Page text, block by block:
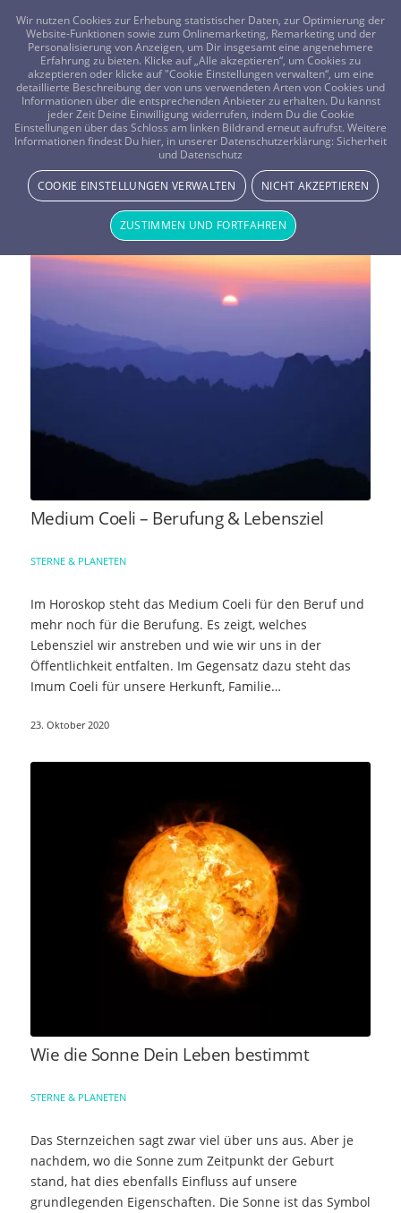
FRAGEN? KOSTENLOS ANRUFEN: 0800-8478266
Schlagwortarchiv für:
Tierkreiszeichen
Medium Coeli – Berufung & Lebensziel
STERNE & PLANETEN
Im Horoskop steht das Medium Coeli für den Beruf und
mehr noch für die Berufung. Es zeigt, welches
Lebensziel wir anstreben und wie wir uns in der
Öffentlichkeit entfalten. Im Gegensatz dazu steht das
Imum Coeli für unsere Herkunft, Familie…
23. Oktober 2020
Wie die Sonne Dein Leben bestimmt
STERNE & PLANETEN
Das Sternzeichen sagt zwar viel über uns aus. Aber je
nachdem, wo die Sonne zum Zeitpunkt der Geburt
stand, hat dies ebenfalls Einfluss auf unsere
grundlegenden Eigenschaften. Die Sonne ist das Symbol
Wir nutzen Cookies zur Erhebung statistischer Daten, zur Optimierung der
Website-Funktionen sowie zum Onlinemarketing, Remarketing und der
Personalisierung von Anzeigen, um Dir insgesamt eine angenehmere
Erfahrung zu bieten. Klicke auf „Alle akzeptieren“, um Cookies zu
akzeptieren oder klicke auf "Cookie Einstellungen verwalten“, um eine
detaillierte Beschreibung der von uns verwendeten Arten von Cookies und
Informationen über die entsprechenden Anbieter zu erhalten. Du kannst
jeder Zeit Deine Einwilligung widerrufen, indem Du die Cookie
Einstellungen über das Schloss am linken Bildrand erneut aufrufst. Weitere
Informationen findest Du hier, in unserer Datenschutzerklärung: Sicherheit
und Datenschutz
COOKIE EINSTELLUNGEN VERWALTEN NICHT AKZEPTIEREN
ZUSTIMMEN UND FORTFAHREN